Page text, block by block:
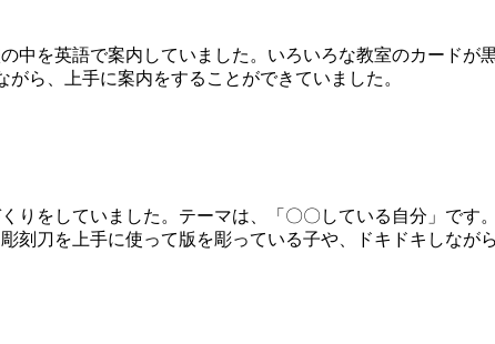
中を英語で案内していました。いろいろな教室のカードが
がら、上手に案内をすることができていました。
りをしていました。テーマは、「〇〇している自分」です
刻刀を上手に使って版を彫っている子や、ドキドキしなが